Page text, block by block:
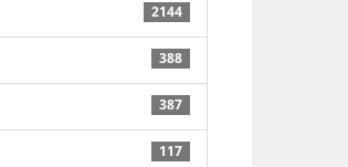
2144
388
387
117